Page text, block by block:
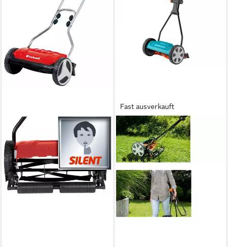
Fast ausverkauft
GARDENA
Elektrorasenmäher Gardena
Classic Spindelmäher 330
(1)
87,99 €
lieferbar - in 3-4 Werktagen bei dir